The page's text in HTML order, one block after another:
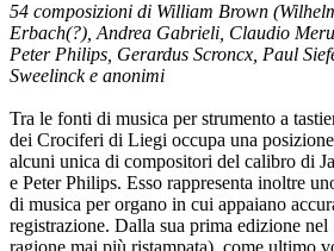
54 composizioni di William Brown
Erbach(?), Andrea Gabrieli, Claudio
Peter Philips, Gerardus Scroncx, Paul
Sweelinck e anonimi
Tra le fonti di musica per strumento a
dei Crociferi di Liegi occupa una
alcuni unica di compositori del calibro di
e Peter Philips. Esso rappresenta inoltre
di musica per organo in cui appaiano
registrazione. Dalla sua prima edizione nel